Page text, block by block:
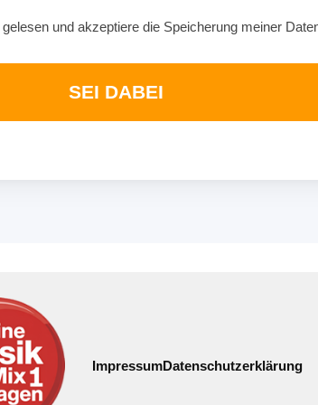
gelesen und akzeptiere die Speicherung meiner
SEI DABEI
ImpressumDatenschutzerklärung